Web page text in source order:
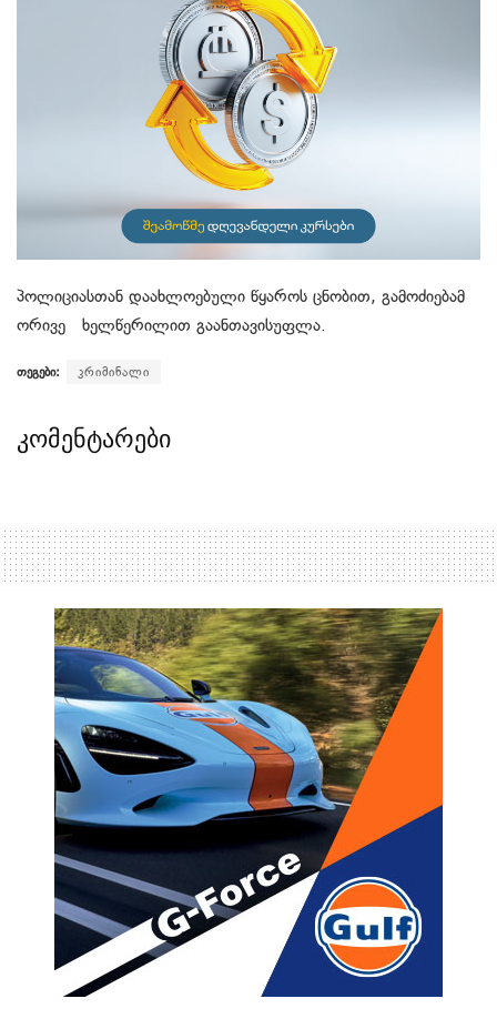
პოლიციასთან დაახლოებული წყაროს ცნობით, გამოძიებამ
ორივე ხელწერილით გაანთავისუფლა.
თეგები: კრიმინალი
კომენტარები